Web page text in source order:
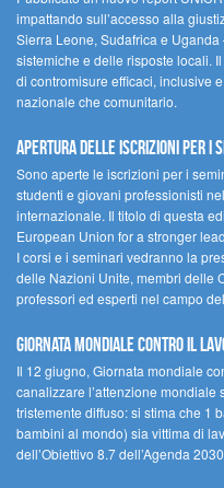
impattando sull’accesso alla
Sierra Leone, Sudafrica e
sistemiche e delle risposte locali.
di contromisure efficaci, inclusive
nazionale che comunitario.
Apertura delle iscrizioni per i
Sono aperte le iscrizioni per i
studenti e giovani professionisti
internazionale. Il titolo di questa
European Union for a stronger
I corsi e i seminari vedranno la
delle Nazioni Unite, membri delle
professori ed esperti nel campo
Giornata mondiale contro il
Il 12 giugno, Giornata mondiale
canalizzare l’attenzione
tristemente diffuso: si stima che 1
bambini al mondo) sia vittima di
dell’Obiettivo 8.7 dell’Agenda